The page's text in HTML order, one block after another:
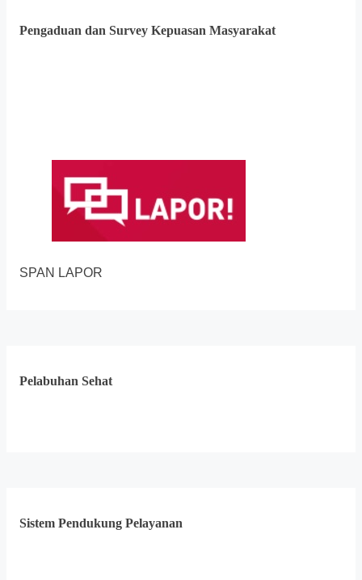
Pengaduan dan Survey Kepuasan Masyarakat
SPAN LAPOR
Pelabuhan Sehat
Sistem Pendukung Pelayanan